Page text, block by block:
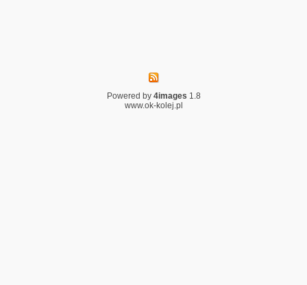
Powered by 4images 1.8
www.ok-kolej.pl